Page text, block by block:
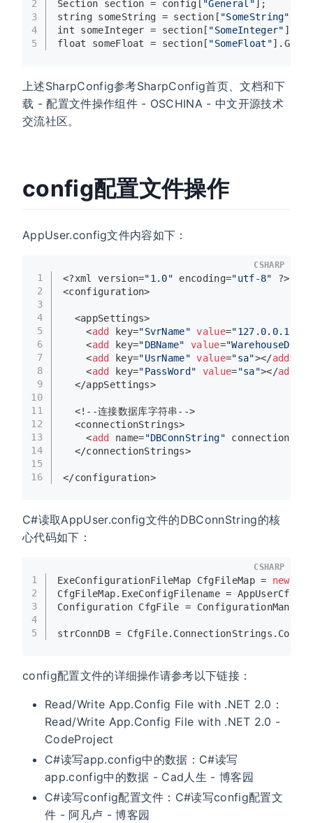
2
3
4
5
Section section = config[ "General" ];
string someString = section[ "SomeString"
int someInteger = section[ "SomeInteger"
float
someFloat = section[ "SomeFloat"
上述SharpConfig参考SharpConfig首页、文档和下
载 - 配置文件操作组件 - OSCHINA - 中文开源技术
交流社区。
config配置文件操作
AppUser.config文件内容如下：
1
2
3
4
5
6
7
8
9
10
11
12
13
14
15
16
<?xml version="1.0" encoding="utf-8" ?>
<configuration>
  <appSettings>
    <
add key="SvrName" value="127.0.0.1"
    <
add key="DBName" value="WarehouseDB"
    <
add key="UsrName" value="sa"></add>
    <
add key="PassWord" value="sa"></add
  </appSettings>
  <!--连接数据库字符串-->
  <connectionStrings>
    <
add name="DBConnString"
  </connectionStrings>
</configuration>
CSHARP
C#读取AppUser.config文件的DBConnString的核
心代码如下：
1
2
3
4
5
ExeConfigurationFileMap CfgFileMap = new
CfgFileMap.ExeConfigFilename =
Configuration CfgFile =
strConnDB =
CSHARP
config配置文件的详细操作请参考以下链接：
Read/Write App.Config File with .NET 2.0：
Read/Write App.Config File with .NET 2.0 -
CodeProject
C#读写app.config中的数据：C#读写
app.config中的数据 - Cad人生 - 博客园
C#读写config配置文件：C#读写config配置文
件 - 阿凡卢 - 博客园